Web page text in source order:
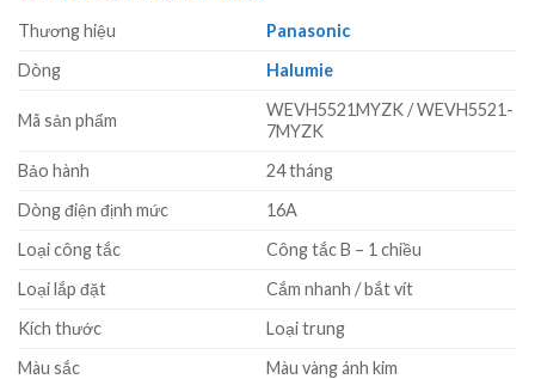
Thương hiệu
Panasonic
Dòng
Halumie
Mã sản phẩm
WEVH5521MYZK / WEVH5521-
7MYZK
Bảo hành
24 tháng
Dòng điện định mức
16A
Loại công tắc
Công tắc B – 1 chiều
Loại lắp đặt
Cắm nhanh / bắt vít
Kích thước
Loại trung
Màu sắc
Màu vàng ánh kim